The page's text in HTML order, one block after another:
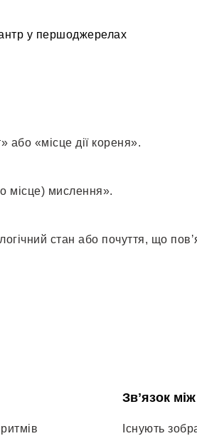
у першоджерелах
або «місце дії кореня».
місце) мислення».
стан або почуття, що
Звʼязок
Існують